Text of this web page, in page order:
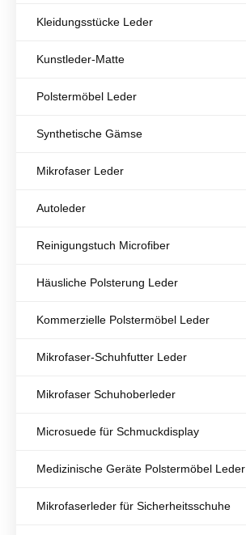
Kleidungsstücke Leder
Kunstleder-Matte
Polstermöbel Leder
Synthetische Gämse
Mikrofaser Leder
Autoleder
Reinigungstuch Microfiber
Häusliche Polsterung Leder
Kommerzielle Polstermöbel Leder
Mikrofaser-Schuhfutter Leder
Mikrofaser Schuhoberleder
Microsuede für Schmuckdisplay
Medizinische Geräte Polstermöbel Leder
Mikrofaserleder für Sicherheitsschuhe